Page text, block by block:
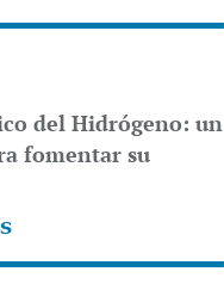
del Hidrógeno: un
fomentar su